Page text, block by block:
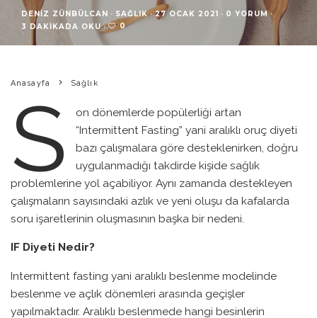
DENIZ ZÜNBÜLCAN · SAĞLIK · 27 OCAK 2021 · 0 YORUM ·
3 DAKIKADA OKU · 0
Anasayfa Sağlık
S
on dönemlerde popülerliği artan
“Intermittent Fasting” yani aralıklı oruç diyeti
bazı çalışmalara göre desteklenirken, doğru
uygulanmadığı takdirde kişide sağlık
problemlerine yol açabiliyor. Aynı zamanda destekleyen
çalışmaların sayısındaki azlık ve yeni oluşu da kafalarda
soru işaretlerinin oluşmasının başka bir nedeni.
IF Diyeti Nedir?
Intermittent fasting yani aralıklı beslenme modelinde
beslenme ve açlık dönemleri arasında geçişler
yapılmaktadır. Aralıklı beslenmede hangi besinlerin